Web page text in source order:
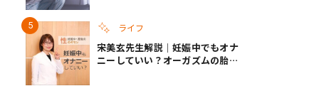
ライフ
宋美玄先生解説｜妊娠中でもオナ
ニーしていい？オーガズムの胎児